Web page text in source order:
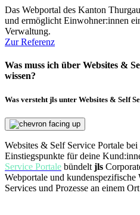
Das Webportal des Kanton
und ermöglicht Einwohner:innen
Verwaltung.
Zur Referenz
Was muss ich über Websites &
wissen?
Was versteht jls unter Websites & Self
Websites & Self Service Portale bei
Einstiegspunkte für deine
Service Portale bündelt jls
Webportale und
Services und Prozesse an einem